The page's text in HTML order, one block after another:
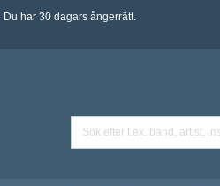
Du har 30 dagars ångerrätt.